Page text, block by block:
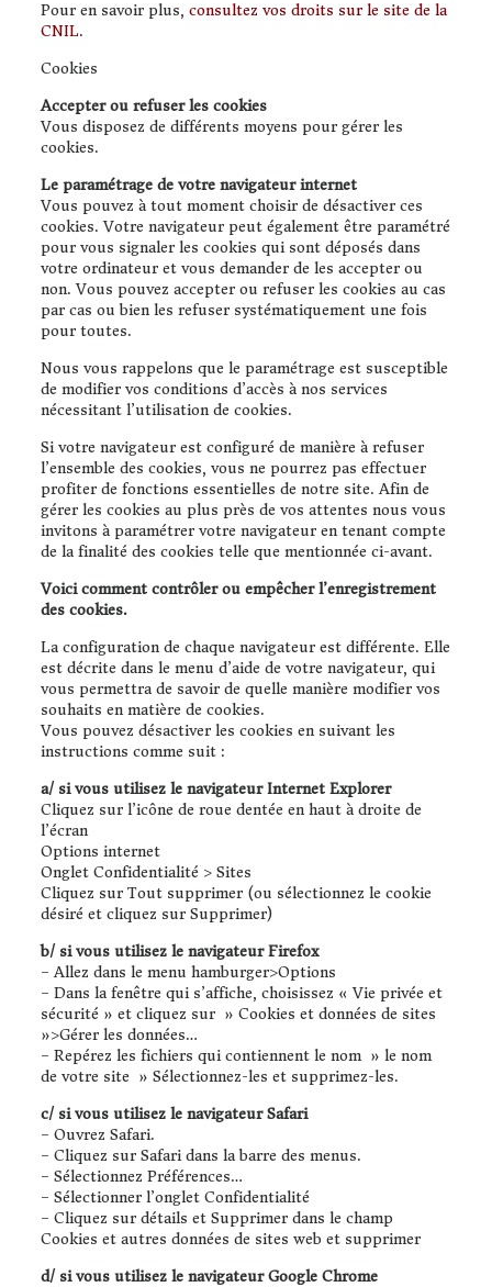
Pour en savoir plus, consultez vos droits sur le site de la
CNIL.
Cookies
Accepter ou refuser les cookies
Vous disposez de différents moyens pour gérer les
cookies.
Le paramétrage de votre navigateur internet
Vous pouvez à tout moment choisir de désactiver ces
cookies. Votre navigateur peut également être paramétré
pour vous signaler les cookies qui sont déposés dans
votre ordinateur et vous demander de les accepter ou
non. Vous pouvez accepter ou refuser les cookies au cas
par cas ou bien les refuser systématiquement une fois
pour toutes.
Nous vous rappelons que le paramétrage est susceptible
de modifier vos conditions d’accès à nos services
nécessitant l’utilisation de cookies.
Si votre navigateur est configuré de manière à refuser
l’ensemble des cookies, vous ne pourrez pas effectuer
profiter de fonctions essentielles de notre site. Afin de
gérer les cookies au plus près de vos attentes nous vous
invitons à paramétrer votre navigateur en tenant compte
de la finalité des cookies telle que mentionnée ci-avant.
Voici comment contrôler ou empêcher l’enregistrement
des cookies.
La configuration de chaque navigateur est différente. Elle
est décrite dans le menu d’aide de votre navigateur, qui
vous permettra de savoir de quelle manière modifier vos
souhaits en matière de cookies.
Vous pouvez désactiver les cookies en suivant les
instructions comme suit :
a/ si vous utilisez le navigateur Internet Explorer
Cliquez sur l’icône de roue dentée en haut à droite de
l’écran
Options internet
Onglet Confidentialité > Sites
Cliquez sur Tout supprimer (ou sélectionnez le cookie
désiré et cliquez sur Supprimer)
b/ si vous utilisez le navigateur Firefox
– Allez dans le menu hamburger>Options
– Dans la fenêtre qui s’affiche, choisissez « Vie privée et
sécurité » et cliquez sur » Cookies et données de sites
»>Gérer les données…
– Repérez les fichiers qui contiennent le nom » le nom
de votre site » Sélectionnez-les et supprimez-les.
c/ si vous utilisez le navigateur Safari
– Ouvrez Safari.
– Cliquez sur Safari dans la barre des menus.
– Sélectionnez Préférences…
– Sélectionner l’onglet Confidentialité
– Cliquez sur détails et Supprimer dans le champ
Cookies et autres données de sites web et supprimer
d/ si vous utilisez le navigateur Google Chrome